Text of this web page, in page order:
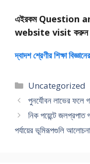
এইরকম Question
website visit করুন
দ্বাদশ শ্রেণীর শিক্ষা
Categories
Uncategorized
পুনর্যৌবন লাভের ফলে
নিক পয়েন্টে জলপ্রপাত
পর্যায়ের ভূমিরূপগুলি